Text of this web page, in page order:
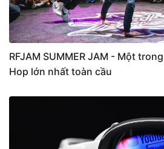
RFJAM SUMMER JAM - Một
Hop lớn nhất toàn cầu